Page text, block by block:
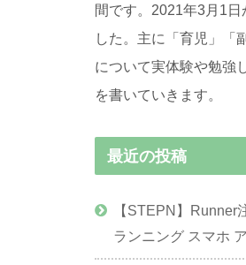
間です。2021年3月1日
した。主に「育児」「
について実体験や勉強
を書いていきます。
最近の投稿
【STEPN】
ランニング スマホ